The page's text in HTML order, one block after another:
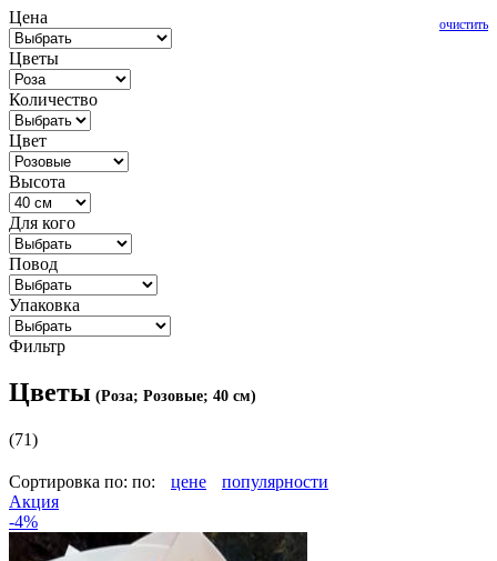
очистить
Цена
Цветы
Количество
Цвет
Высота
Для кого
Повод
Упаковка
Фильтр
Цветы (Роза; Розовые; 40 см)
(71)
Сортировка по: по: цене
популярности
Акция
-4%